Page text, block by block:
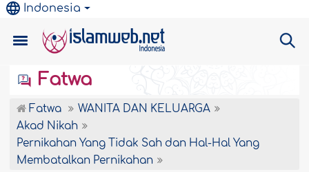
Indonesia
Fatwa
Fatwa
WANITA DAN KELUARGA
Akad Nikah
Pernikahan Yang Tidak Sah dan Hal-Hal Yang
Membatalkan Pernikahan